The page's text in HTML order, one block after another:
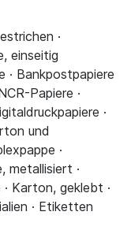
·
einseitig
· Bankpostpapiere
Papiere ·
·
und
·
metallisiert ·
Karton, geklebt ·
· Etiketten